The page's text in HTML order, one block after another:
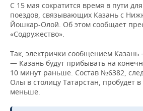
ТЕЛЕКОММУНИКАЦИИ
БИЗНЕС-БРАНЧИ
ONLINE-КОНФЕРЕНЦИИ
ОТКРЫТАЯ ЛЕКЦИЯ
ФУТБОЛ
ХОККЕЙ
БАСКЕТБОЛ
ВОЛЕЙБОЛ
НОВОСТИ ОБЩЕСТВА
ВЛАСТЬ
ИНФРАСТРУКТУРА
ИСТОРИЯ
ФОТОГАЛЕРЕЯ
СЮЖЕТЫ
СПРАВОЧНИК
СПИСОК ПЕРСОН
ПОЛНАЯ ВЕРСИЯ
С 15 мая сократится время в пути
поездов, связывающих Казань с
Йошкар-Олой. Об этом сообщает
«Содружество».
Так, электрички сообщением
— Казань будут прибывать на
10 минут раньше. Состав №6382,
Олы в столицу Татарстан, пробудет
меньше.